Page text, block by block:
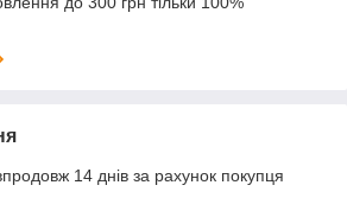
14 днів за рахунок покупця